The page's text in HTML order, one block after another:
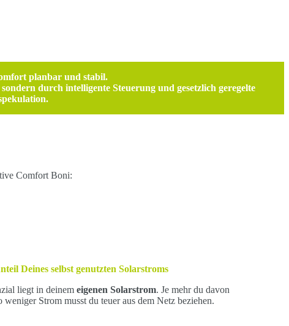
planbar und stabil.
durch intelligente Steuerung und gesetzlich geregelte
Comfort Boni:
Deinesselbst genutzten Solarstroms
liegt in deinemeigenen Solarstrom. Je mehr du davon
weniger Strom musst du teuer aus dem Netz beziehen.